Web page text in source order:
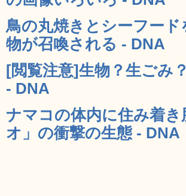
鳥の丸焼きとシーフー
物が召喚される - DNA
[閲覧注意]生物？生ごみ
- DNA
ナマコの体内に住み着
オ」の衝撃の生態 - DNA